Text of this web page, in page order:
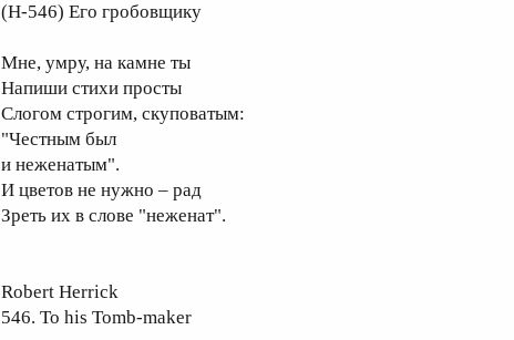
(Н-546) Его гробовщику
Мне, умру, на камне ты
Напиши стихи просты
Слогом строгим, скуповатым:
"Честным был
и неженатым".
И цветов не нужно – рад
Зреть их в слове "неженат".
Robert Herrick
546. To his Tomb-maker